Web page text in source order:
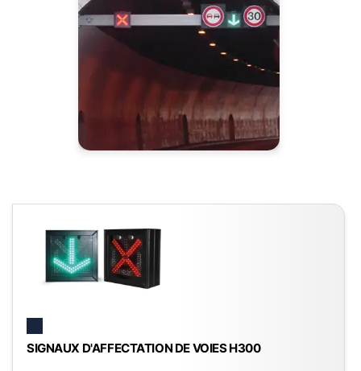
SIGNAUX D'AFFECTATION DE VOIES H300